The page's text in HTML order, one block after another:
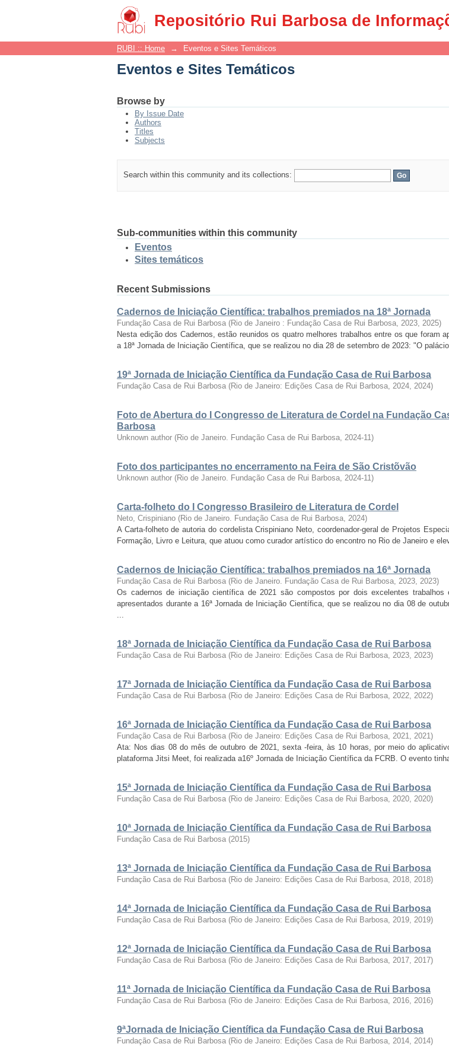
Repositório Rui Barbosa de
Eventos e Sites Temáticos
RUBI :: Home → Eventos e Sites Temáticos
Eventos e Sites Temáticos
Browse by
By Issue Date
Authors
Titles
Subjects
Search within this community and its collections:
Sub-communities within this community
Eventos
Sites temáticos
Recent Submissions
Cadernos de Iniciação Científica: trabalhos premiados na 18ª Jornada
Fundação Casa de Rui Barbosa (Rio de Janeiro : Fundação Casa de Rui Barbosa, 2023, 2025)
Nesta edição dos Cadernos, estão reunidos os quatro melhores trabalhos entre os que foram
a 18ª Jornada de Iniciação Científica, que se realizou no dia 28 de setembro de 2023: "O
19ª Jornada de Iniciação Científica da Fundação Casa de Rui Barbosa
Fundação Casa de Rui Barbosa (Rio de Janeiro: Edições Casa de Rui Barbosa, 2024, 2024)
Foto de Abertura do I Congresso de Literatura de Cordel na Fundação
Barbosa
Unknown author (Rio de Janeiro. Fundação Casa de Rui Barbosa, 2024-11)
Foto dos participantes no encerramento na Feira de São Cristõvão
Unknown author (Rio de Janeiro. Fundação Casa de Rui Barbosa, 2024-11)
Carta-folheto do I Congresso Brasileiro de Literatura de Cordel
Neto, Crispiniano (Rio de Janeiro. Fundação Casa de Rui Barbosa, 2024)
A Carta-folheto de autoria do cordelista Crispiniano Neto, coordenador-geral de Projetos
Formação, Livro e Leitura, que atuou como curador artístico do encontro no Rio de Janeiro e
Cadernos de Iniciação Científica: trabalhos premiados na 16ª Jornada
Fundação Casa de Rui Barbosa (Rio de Janeiro. Fundação Casa de Rui Barbosa, 2023, 2023)
Os cadernos de iniciação científica de 2021 são compostos por dois excelentes trabalhos
apresentados durante a 16ª Jornada de Iniciação Científica, que se realizou no dia 08 de
...
18ª Jornada de Iniciação Científica da Fundação Casa de Rui Barbosa
Fundação Casa de Rui Barbosa (Rio de Janeiro: Edições Casa de Rui Barbosa, 2023, 2023)
17ª Jornada de Iniciação Científica da Fundação Casa de Rui Barbosa
Fundação Casa de Rui Barbosa (Rio de Janeiro: Edições Casa de Rui Barbosa, 2022, 2022)
16ª Jornada de Iniciação Científica da Fundação Casa de Rui Barbosa
Fundação Casa de Rui Barbosa (Rio de Janeiro: Edições Casa de Rui Barbosa, 2021, 2021)
Ata: Nos dias 08 do mês de outubro de 2021, sexta -feira, às 10 horas, por meio do
plataforma Jitsi Meet, foi realizada a16º Jornada de Iniciação Científica da FCRB. O evento
15ª Jornada de Iniciação Científica da Fundação Casa de Rui Barbosa
Fundação Casa de Rui Barbosa (Rio de Janeiro: Edições Casa de Rui Barbosa, 2020, 2020)
10ª Jornada de Iniciação Científica da Fundação Casa de Rui Barbosa
Fundação Casa de Rui Barbosa (2015)
13ª Jornada de Iniciação Científica da Fundação Casa de Rui Barbosa
Fundação Casa de Rui Barbosa (Rio de Janeiro: Edições Casa de Rui Barbosa, 2018, 2018)
14ª Jornada de Iniciação Científica da Fundação Casa de Rui Barbosa
Fundação Casa de Rui Barbosa (Rio de Janeiro: Edições Casa de Rui Barbosa, 2019, 2019)
12ª Jornada de Iniciação Científica da Fundação Casa de Rui Barbosa
Fundação Casa de Rui Barbosa (Rio de Janeiro: Edições Casa de Rui Barbosa, 2017, 2017)
11ª Jornada de Iniciação Científica da Fundação Casa de Rui Barbosa
Fundação Casa de Rui Barbosa (Rio de Janeiro: Edições Casa de Rui Barbosa, 2016, 2016)
9ªJornada de Iniciação Científica da Fundação Casa de Rui Barbosa
Fundação Casa de Rui Barbosa (Rio de Janeiro: Edições Casa de Rui Barbosa, 2014, 2014)